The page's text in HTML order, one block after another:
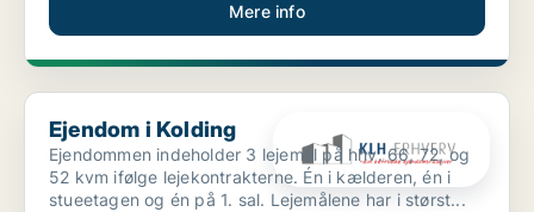
Mere info
Ejendom i Kolding
Ejendom i Kolding
Ejendommen indeholder 3 lejemål på hhv. 66, 72, og
52 kvm ifølge lejekontrakterne. Én i kælderen, én i
stueetagen og én på 1. sal. Lejemålene har i størst...